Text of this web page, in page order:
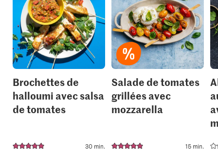
or
add
it
to
your
collections.
Brochettes de
halloumi avec salsa
de tomates
30 min.
or
add
it
to
your
Salade de tomates
grillées avec
mozzarella
15 min.